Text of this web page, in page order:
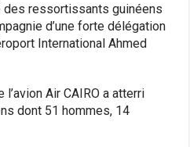
des ressortissants guinéens
d’une forte délégation
International Ahmed
l’avion Air CAIRO a atterri
dont 51 hommes, 14